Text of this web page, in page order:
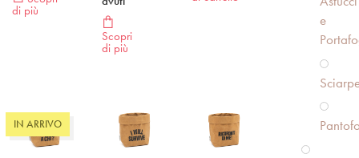
di più
Scopri
di più
IN ARRIVO
e